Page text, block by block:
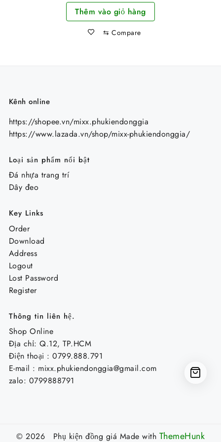
là:
125.000 ₫.
tại
là:
Thêm vào giỏ hàng
⇆ Compare
Kênh online
https://shopee.vn/mixx.phukiendonggia
https://www.lazada.vn/shop/mixx-phukiendonggia/
Loại sản phẩm nổi bật
Đá nhựa trang trí
Dây đeo
Key Links
Order
Download
Address
Logout
Lost Password
Register
Thông tin liên hệ.
Shop Online
Địa chỉ: Q.12, TP.HCM
Điện thoại : 0799.888.791
E-mail : mixx.phukiendonggia@gmail.com
zalo: 0799888791
© 2026 Phụ kiện đồng giá Made with ThemeHunk